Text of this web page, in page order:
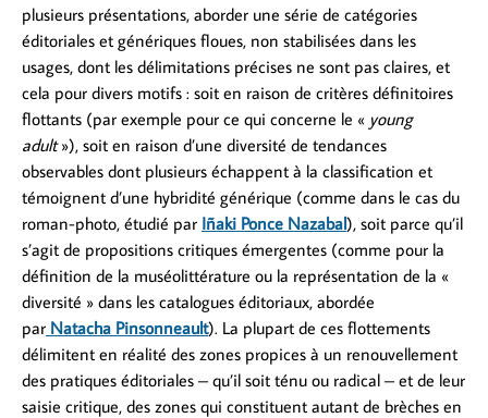
plusieurs présentations, aborder une série de catégories
éditoriales et génériques floues, non stabilisées dans les
usages, dont les délimitations précises ne sont pas claires, et
cela pour divers motifs : soit en raison de critères définitoires
flottants (par exemple pour ce qui concerne le « young
adult»), soit en raison d’une diversité de tendances
observables dont plusieurs échappent à la classification et
témoignent d’une hybridité générique (comme dans le cas du
roman-photo, étudié par Iñaki Ponce Nazabal), soit parce qu’il
s’agit de propositions critiques émergentes (comme pour la
définition de la muséolittérature ou la représentation de la «
diversité » dans les catalogues éditoriaux, abordée
par Natacha Pinsonneault). La plupart de ces flottements
délimitent en réalité des zones propices à un renouvellement
des pratiques éditoriales – qu’il soit ténu ou radical – et de leur
saisie critique, des zones qui constituent autant de brèches en